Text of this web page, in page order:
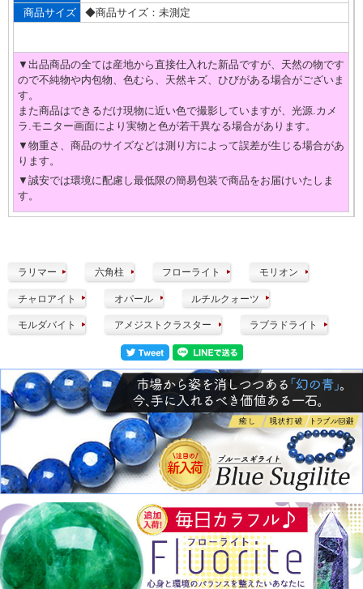
商品サイズ
◆商品サイズ：未測定
▼出品商品の全ては産地から直接仕入れた新品ですが、天然の物です
ので不純物や内包物、色むら、天然キズ、ひびがある場合がございま
す。
また商品はできるだけ現物に近い色で撮影していますが、光源.カメ
ラ.モニター画面により実物と色が若干異なる場合があります。
▼物重さ、商品のサイズなどは測り方によって誤差が生じる場合があ
ります。
▼誠安では環境に配慮し最低限の簡易包装で商品をお届けいたしま
す。
ラリマー 六角柱 フローライト モリオン
チャロアイト オパール ルチルクォーツ
モルダバイト アメジストクラスター ラブラドライト